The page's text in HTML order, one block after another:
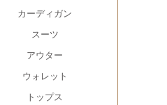
カーディガン
スーツ
アウター
ウォレット
トップス